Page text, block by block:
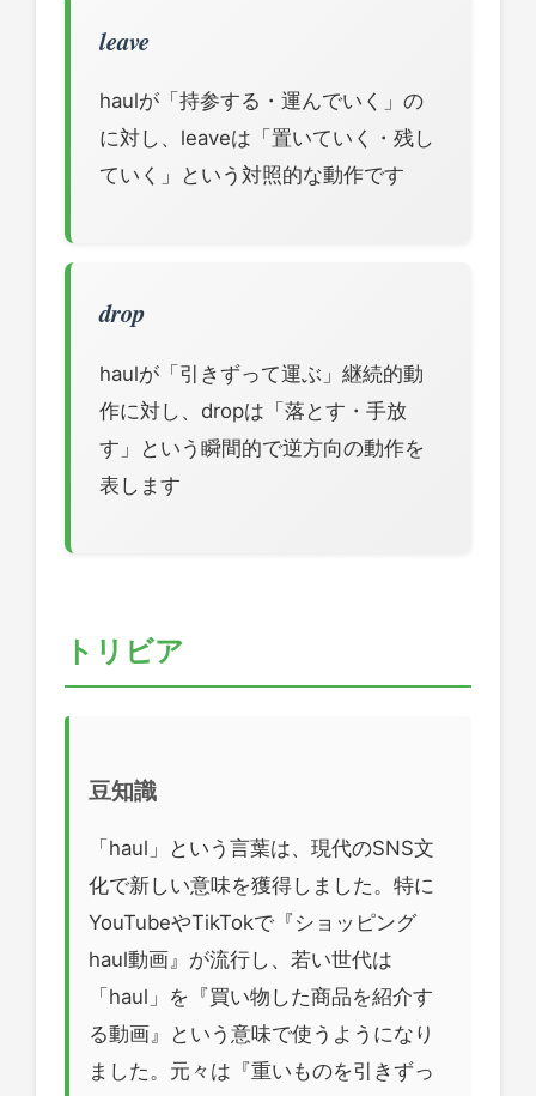
leave
haulが「持参する・運んでいく」の
に対し、leaveは「置いていく・残し
ていく」という対照的な動作です
drop
haulが「引きずって運ぶ」継続的動
作に対し、dropは「落とす・手放
す」という瞬間的で逆方向の動作を
表します
トリビア
豆知識
「haul」という言葉は、現代のSNS文
化で新しい意味を獲得しました。特に
YouTubeやTikTokで『ショッピング
haul動画』が流行し、若い世代は
「haul」を『買い物した商品を紹介す
る動画』という意味で使うようになり
ました。元々は『重いものを引きずっ